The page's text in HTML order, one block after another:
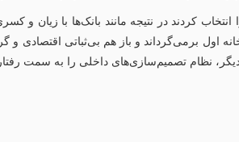
کردند در نتیجه مانند بانک‌ها با زیان و
اول برمی‌گرداند و باز هم بی‌ثباتی اقتصادی
نظام تصمیم‌سازی‌های داخلی را به سمت